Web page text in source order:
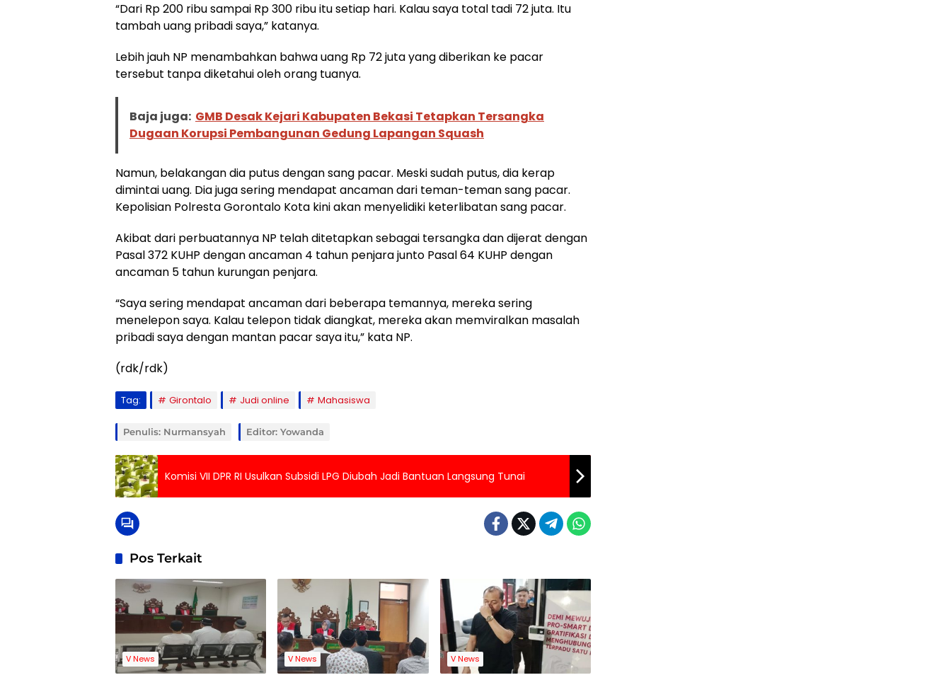
“Dari Rp 200 ribu sampai Rp 300 ribu itu setiap hari. Kalau saya total tadi 72 juta. Itu
tambah uang pribadi saya,” katanya.
Lebih jauh NP menambahkan bahwa uang Rp 72 juta yang diberikan ke pacar
tersebut tanpa diketahui oleh orang tuanya.
Baja juga: GMB Desak Kejari Kabupaten Bekasi Tetapkan Tersangka
Dugaan Korupsi Pembangunan Gedung Lapangan Squash
Namun, belakangan dia putus dengan sang pacar. Meski sudah putus, dia kerap
dimintai uang. Dia juga sering mendapat ancaman dari teman-teman sang pacar.
Kepolisian Polresta Gorontalo Kota kini akan menyelidiki keterlibatan sang pacar.
Akibat dari perbuatannya NP telah ditetapkan sebagai tersangka dan dijerat dengan
Pasal 372 KUHP dengan ancaman 4 tahun penjara junto Pasal 64 KUHP dengan
ancaman 5 tahun kurungan penjara.
“Saya sering mendapat ancaman dari beberapa temannya, mereka sering
menelepon saya. Kalau telepon tidak diangkat, mereka akan memviralkan masalah
pribadi saya dengan mantan pacar saya itu,” kata NP.
(rdk/rdk)
Tag: Girontalo Judi online Mahasiswa
Penulis: Nurmansyah Editor: Yowanda
Komisi VII DPR RI Usulkan Subsidi LPG Diubah Jadi Bantuan Langsung Tunai
Pos Terkait
V News V News V News